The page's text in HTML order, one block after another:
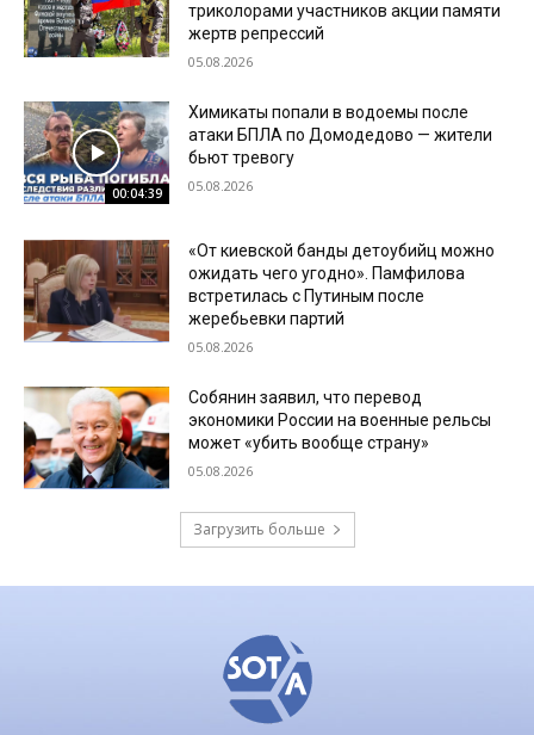
триколорами участников акции памяти
жертв репрессий
05.08.2026
00:04:39
Химикаты попали в водоемы после
атаки БПЛА по Домодедово — жители
бьют тревогу
05.08.2026
«От киевской банды детоубийц можно
ожидать чего угодно». Памфилова
встретилась с Путиным после
жеребьевки партий
05.08.2026
Собянин заявил, что перевод
экономики России на военные рельсы
может «убить вообще страну»
05.08.2026
Загрузить больше